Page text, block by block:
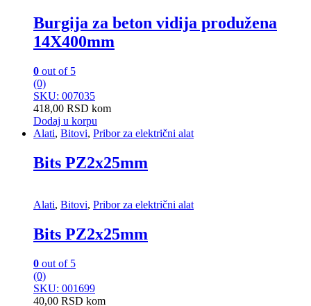
Burgija za beton vidija produžena
14X400mm
0 out of 5
(0)
SKU: 007035
418,00 RSD kom
Dodaj u korpu
Alati, Bitovi, Pribor za električni alat
Bits PZ2x25mm
Alati, Bitovi, Pribor za električni alat
Bits PZ2x25mm
0 out of 5
(0)
SKU: 001699
40,00 RSD kom